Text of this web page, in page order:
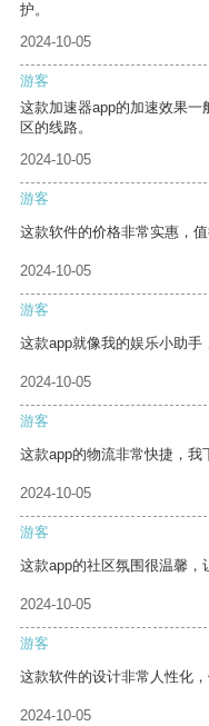
护。
2024-10-05
游客
这款加速器app的加速效果
区的线路。
2024-10-05
游客
这款软件的价格非常实惠，值
2024-10-05
游客
这款app就像我的娱乐小助手
2024-10-05
游客
这款app的物流非常快捷，我
2024-10-05
游客
这款app的社区氛围很温馨，
2024-10-05
游客
这款软件的设计非常人性化，
2024-10-05